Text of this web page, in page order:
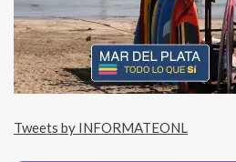
Tweets by INFORMATEONL